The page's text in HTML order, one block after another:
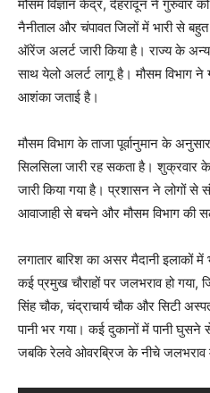
मौसम विज्ञान केंद्र, देहरादून ने गुरुवार
नैनीताल और चंपावत जिलों में भारी से बहुत
ऑरेंज अलर्ट जारी किया है। राज्य के अन्य
साथ येलो अलर्ट लागू है। मौसम विभाग
आशंका जताई है।
मौसम विभाग के ताजा पूर्वानुमान के
सिलसिला जारी रह सकता है। शुक्रवार
जारी किया गया है। प्रशासन ने लोगों
आवाजाही से बचने और मौसम विभाग की
लगातार बारिश का असर मैदानी इलाकों में
कई प्रमुख चौराहों पर जलभराव हो गया,
सिंह चौक, चंद्राचार्य चौक और सिटी
पानी भर गया। कई दुकानों में पानी घुसने
जबकि रेलवे ओवरब्रिज के नीचे